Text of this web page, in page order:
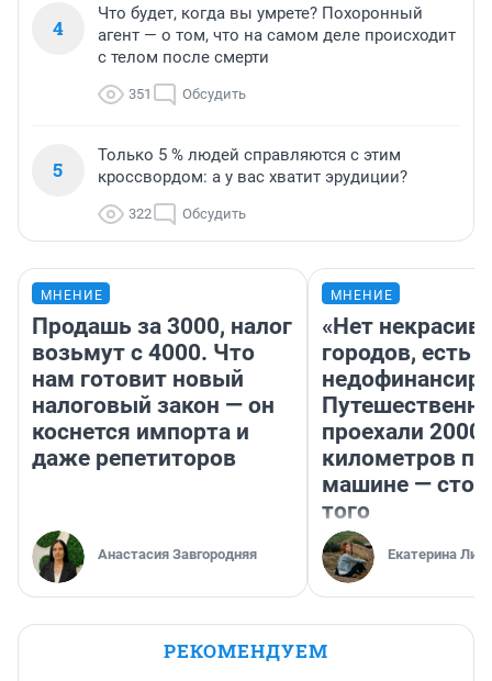
4
Что будет, когда вы умрете? Похоронный
агент — о том, что на самом деле происходит
с телом после смерти
351 Обсудить
5
Только 5 % людей справляются с этим
кроссвордом: а у вас хватит эрудиции?
322 Обсудить
МНЕНИЕ
Продашь за 3000, налог
возьмут с 4000. Что
нам готовит новый
налоговый закон — он
коснется импорта и
даже репетиторов
Анастасия Завгородняя
МНЕНИЕ
«Нет
городов, есть
проехали 2000
километров по
машине —
того
Екатерина
РЕКОМЕНДУЕМ